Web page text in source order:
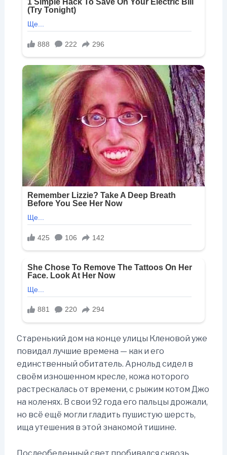
Старенький дом на конце улицы Кленовой уже
повидал лучшие времена — как и его
единственный обитатель. Арнольд сидел в
своём изношенном кресле, кожа которого
растрескалась от времени, с рыжим котом Джо
на коленях. В свои 92 года его пальцы дрожали,
но всё ещё могли гладить пушистую шерсть,
ища утешения в этой знакомой тишине.